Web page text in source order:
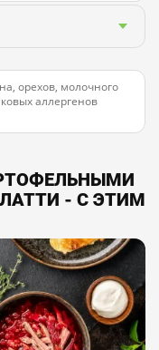
орехов, молочного
аллергенов
- С ЭТИМ